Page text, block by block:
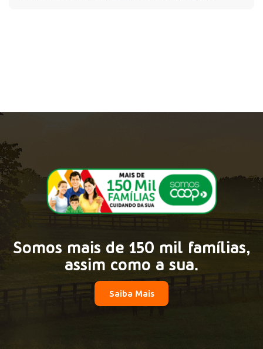
Somos mais de 150 mil famílias,
assim como a sua.
Saiba Mais